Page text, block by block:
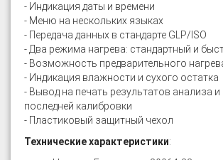
- Индикация даты и времени
- Меню на нескольких языках
- Передача данных в стандарте GLP/ISO
- Два режима нагрева: стандартный и
- Возможность предварительного
- Индикация влажности и сухого остатка
- Вывод на печать результатов анализа и
последней калибровки
- Пластиковый защитный чехол
Технические характеристики: